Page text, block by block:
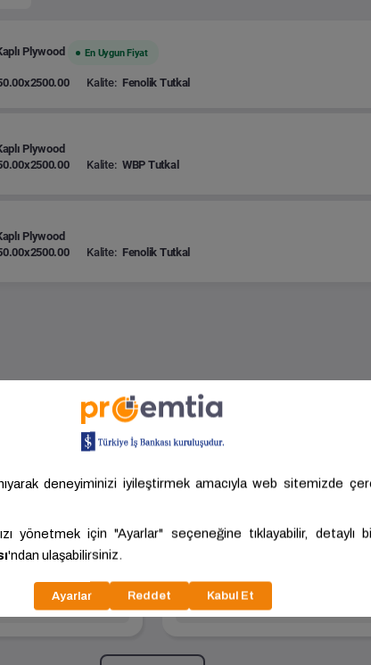
Plywood En Uygun Fiyat
Kalite: Fenolik Tutkal
Plywood
Kalite: WBP Tutkal
Plywood
Kalite: Fenolik Tutkal
Blokbims - BLG-10
Kalite Standart
NEVŞEHİR -
Kalite Standart
Batı Bims
KAYSERİ -
8,80 ₺/Adet
KDV Hariç: 8,00 ₺/Adet